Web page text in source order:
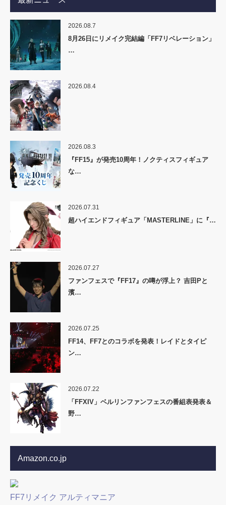
2026.08.7
8月26日にリメイク完結編「FF7リベレーション」
…
2026.08.4
2026.08.3
『FF15』が発売10周年！ノクティスフィギュア
な…
2026.07.31
超ハイエンドフィギュア「MASTERLINE」に『…
2026.07.27
ファンフェスで『FF17』の噂が浮上？ 吉田Pと
濱…
2026.07.25
FF14、FF7とのコラボを発表！レイドとタイピ
ン…
2026.07.22
「FFXIV」ベルリンファンフェスの番組表発表＆
野…
Amazon.co.jp
FF7リメイク アルティマニア